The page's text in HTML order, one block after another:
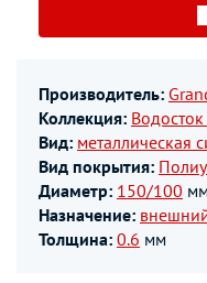
Производитель:
Коллекция:
Вид: металлическая
Вид покрытия:
Диаметр: 150/100 мм
Назначение:
Толщина: 0.6 мм